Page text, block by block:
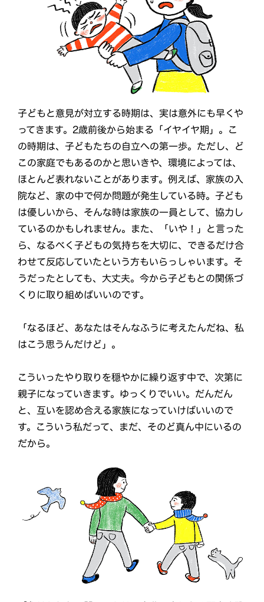
子どもと意見が対立する時期は、実は意外にも早くや
ってきます。2歳前後から始まる「イヤイヤ期」。こ
の時期は、子どもたちの自立への第一歩。ただし、ど
この家庭でもあるのかと思いきや、環境によっては、
ほとんど表れないことがあります。例えば、家族の入
院など、家の中で何か問題が発生している時。子ども
は優しいから、そんな時は家族の一員として、協力し
ているのかもしれません。また、「いや！」と言った
ら、なるべく子どもの気持ちを大切に、できるだけ合
わせて反応していたという方もいらっしゃいます。そ
うだったとしても、大丈夫。今から子どもとの関係づ
くりに取り組めばいいのです。
「なるほど、あなたはそんなふうに考えたんだね、私
はこう思うんだけど」。
こういったやり取りを穏やかに繰り返す中で、次第に
親子になっていきます。ゆっくりでいい。だんだん
と、互いを認め合える家族になっていけばいいので
す。こういう私だって、まだ、そのど真ん中にいるの
だから。